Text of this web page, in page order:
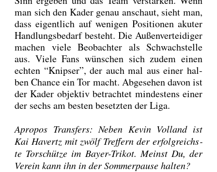
man sich den Kader genau anschaut, sieht man,
dass eigent­lich auf weni­gen Posi­tio­nen aku­ter
Hand­lungs­be­darf besteht. Die Außen­ver­tei­di­ger
machen vie­le Beob­ach­ter als Schwach­stel­le
aus. Vie­le Fans wün­schen sich zudem einen
ech­ten “Knip­ser”, der auch mal aus einer hal­
ben Chan­ce ein Tor macht. Abge­se­hen davon ist
der Kader objek­tiv betrach­tet min­des­tens einer
der sechs am bes­ten besetz­ten der Liga.
Apro­pos Trans­fers: Neben Kevin Voll­and ist
Kai Havertz mit zwölf Tref­fern der erfolg­reichs­
te Tor­schüt­ze im Bay­er-Tri­kot. Meinst Du, der
Ver­ein kann ihn in der Som­mer­pau­se hal­ten?